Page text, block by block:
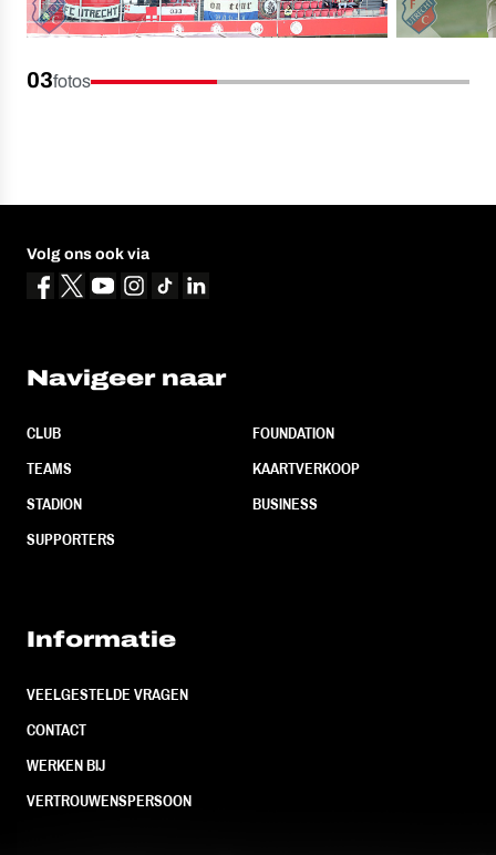
03fotos
Volg ons ook via
Navigeer naar
CLUB
TEAMS
STADION
SUPPORTERS
FOUNDATION
KAARTVERKOOP
BUSINESS
Informatie
VEELGESTELDE VRAGEN
CONTACT
WERKEN BIJ
VERTROUWENSPERSOON